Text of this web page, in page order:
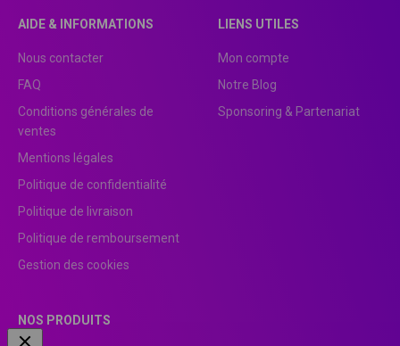
AIDE & INFORMATIONS
Nous contacter
FAQ
Conditions générales de
ventes
Mentions légales
Politique de confidentialité
Politique de livraison
Politique de remboursement
Gestion des cookies
LIENS UTILES
Mon compte
Notre Blog
Sponsoring & Partenariat
NOS PRODUITS